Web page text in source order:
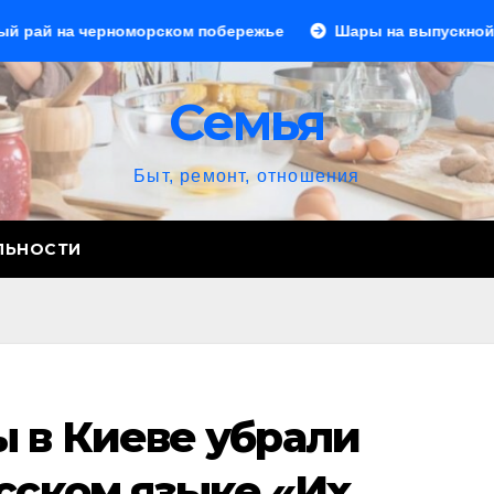
побережье Шары на выпускной: создаем
Семья
Быт, ремонт, отношения
в Киеве убрали